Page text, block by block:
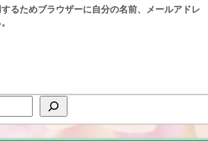
るためブラウザーに自分の名前、メールアドレ